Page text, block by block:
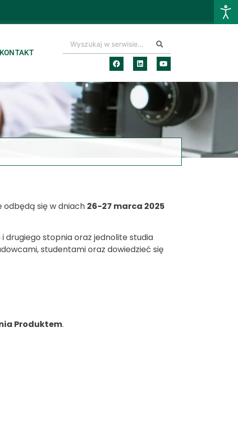
KONTAKT
odbędą się w dniach 26-27 marca 2025
drugiego stopnia oraz jednolite studia
studentami oraz dowiedzieć się
Produktem.